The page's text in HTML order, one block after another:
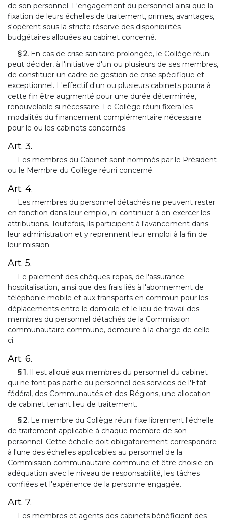
de son personnel. L'engagement du personnel ainsi que la
fixation de leurs échelles de traitement, primes, avantages,
s'opèrent sous la stricte réserve des disponibilités
budgétaires allouées au cabinet concerné.
§ 2. En cas de crise sanitaire prolongée, le Collège réuni
peut décider, à l'initiative d'un ou plusieurs de ses membres,
de constituer un cadre de gestion de crise spécifique et
exceptionnel. L'effectif d'un ou plusieurs cabinets pourra à
cette fin être augmenté pour une durée déterminée,
renouvelable si nécessaire. Le Collège réuni fixera les
modalités du financement complémentaire nécessaire
pour le ou les cabinets concernés.
Art. 3.
Les membres du Cabinet sont nommés par le Président
ou le Membre du Collège réuni concerné.
Art. 4.
Les membres du personnel détachés ne peuvent rester
en fonction dans leur emploi, ni continuer à en exercer les
attributions. Toutefois, ils participent à l'avancement dans
leur administration et y reprennent leur emploi à la fin de
leur mission.
Art. 5.
Le paiement des chèques-repas, de l'assurance
hospitalisation, ainsi que des frais liés à l'abonnement de
téléphonie mobile et aux transports en commun pour les
déplacements entre le domicile et le lieu de travail des
membres du personnel détachés de la Commission
communautaire commune, demeure à la charge de celle-
ci.
Art. 6.
§ 1. Il est alloué aux membres du personnel du cabinet
qui ne font pas partie du personnel des services de l'Etat
fédéral, des Communautés et des Régions, une allocation
de cabinet tenant lieu de traitement.
§ 2. Le membre du Collège réuni fixe librement l'échelle
de traitement applicable à chaque membre de son
personnel. Cette échelle doit obligatoirement correspondre
à l'une des échelles applicables au personnel de la
Commission communautaire commune et être choisie en
adéquation avec le niveau de responsabilité, les tâches
confiées et l'expérience de la personne engagée.
Art. 7.
Les membres et agents des cabinets bénéficient des